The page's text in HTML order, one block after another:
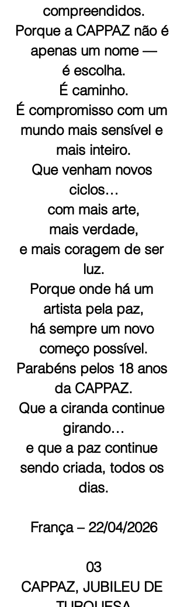
compreendidos.
Porque a CAPPAZ não é
apenas um nome —
é escolha.
É caminho.
É compromisso com um
mundo mais sensível e
mais inteiro.
Que venham novos
ciclos…
com mais arte,
mais verdade,
e mais coragem de ser
luz.
Porque onde há um
artista pela paz,
há sempre um novo
começo possível.
Parabéns pelos 18 anos
da CAPPAZ.
Que a ciranda continue
girando…
e que a paz continue
sendo criada, todos os
dias.
França – 22/04/2026
03
CAPPAZ, JUBILEU DE